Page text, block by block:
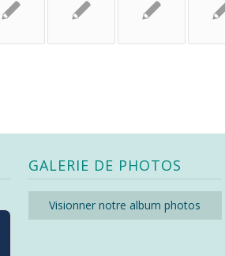
GALERIE DE PHOTOS
Visionner notre album photos